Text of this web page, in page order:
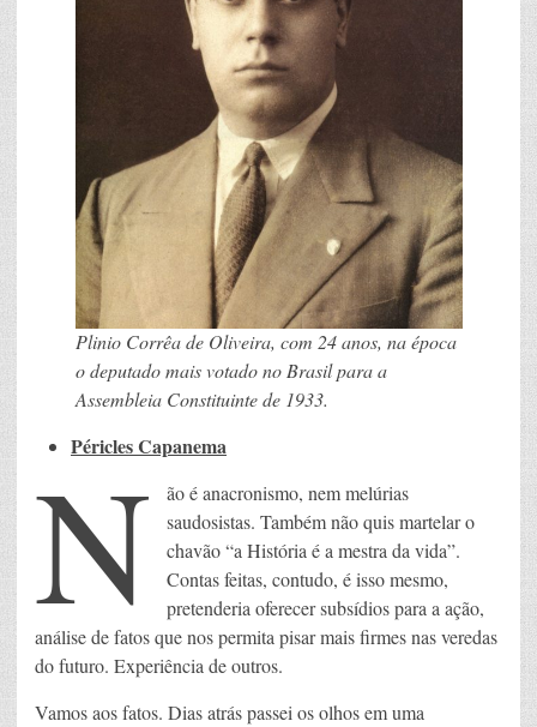
Plinio Corrêa de Oliveira, com 24 anos, na época
o deputado mais votado no Brasil para a
Assembleia Constituinte de 1933.
Péricles Capanema
N
ão é anacronismo, nem melúrias
saudosistas. Também não quis martelar o
chavão “a História é a mestra da vida”.
Contas feitas, contudo, é isso mesmo,
pretenderia oferecer subsídios para a ação,
análise de fatos que nos permita pisar mais firmes nas veredas
do futuro. Experiência de outros.
Vamos aos fatos. Dias atrás passei os olhos em uma